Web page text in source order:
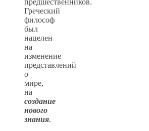
Греческий
философ
был
нацелен
на
изменение
представлений
о
мире,
на
создание
нового
знания.